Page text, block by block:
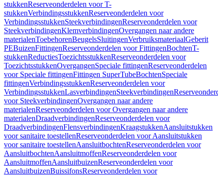
stukkenReserveonderdelen voor T-
stukkenVerbindingsstukkenReserveonderdelen voor
VerbindingsstukkenSteekverbindingenReserveonderdelen voor
SteekverbindingenKlemverbindingenOvergangen naar andere
materialenToebehorenBeugelsSluitingenVerbruiksmateriaalGeberit
PEBuizenFittingenReserveonderdelen voor FittingenBochtenT-
stukkenReductiesToezichtsstukkenReserveonderdelen voor
ToezichtsstukkenOvergangenSpeciale fittingenReserveonderdelen
voor Speciale fittingenFittingen SuperTubeBochtenSpeciale
fittingenVerbindingsstukkenReserveonderdelen voor
VerbindingsstukkenLasverbindingenSteekverbindingen
voor SteekverbindingenOvergangen naar andere
materialenReserveonderdelen voor Overgangen naar andere
materialenDraadverbindingenReserveonderdelen voor
DraadverbindingenFlensverbindingenKraagstukkenAansluitstukken
voor sanitaire toestellenReserveonderdelen voor Aansluitstukken
voor sanitaire toestellenAansluitbochtenReserveonderdelen voor
AansluitbochtenAansluitmoffenReserveonderdelen voor
AansluitmoffenAansluitbuizenReserveonderdelen voor
AansluitbuizenBuissifonsReserveonderdelen voor